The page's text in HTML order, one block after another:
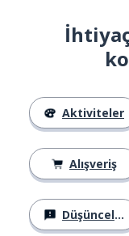
Aktiviteler
Alışveriş
Düşünceler